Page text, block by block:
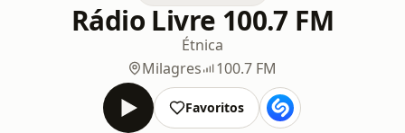
Rádio Livre 100.7 FM
Étnica
Milagres
100.7 FM
Favoritos